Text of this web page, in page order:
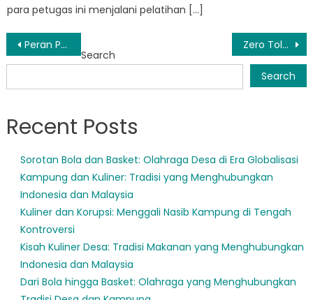
para petugas ini menjalani pelatihan […]
Post
navigation
Peran Penting Satpol PP Sigi Dalam Menjaga Ketertiban dan Keamanan Masyarakat Zero Tolerance: Upaya Satpol PP Sigi Bersih-Bersih Jalanan
Search
Search
Recent Posts
Sorotan Bola dan Basket: Olahraga Desa di Era Globalisasi
Kampung dan Kuliner: Tradisi yang Menghubungkan
Indonesia dan Malaysia
Kuliner dan Korupsi: Menggali Nasib Kampung di Tengah
Kontroversi
Kisah Kuliner Desa: Tradisi Makanan yang Menghubungkan
Indonesia dan Malaysia
Dari Bola hingga Basket: Olahraga yang Menghubungkan